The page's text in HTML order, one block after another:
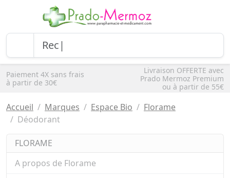
Paiement 4X sans frais
à partir de 30€
Livraison OFFERTE avec
Prado Mermoz Premium
ou à partir de 55€
Accueil Marques Espace Bio
Florame
Déodorant
FLORAME
A propos de Florame